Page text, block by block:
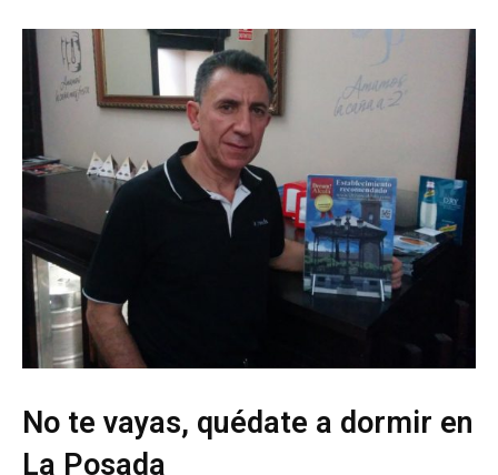
No te vayas, quédate a dormir en
La Posada